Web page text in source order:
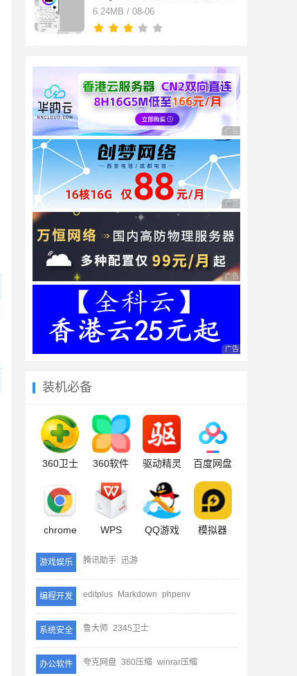
6.24MB / 08-06
广告 商业广告，理性
广告 商业广告，理性
广告 商业广告，理性
广告 商业广告，理性
装机必备
360卫士 360软件 驱动精灵 百度网盘
chrome WPS QQ游戏 模拟器
游戏娱乐 腾讯助手 迅游
编程开发 editplus Markdown phpenv
系统安全 鲁大师 2345卫士
办公软件 夸克网盘 360压缩 winrar压缩